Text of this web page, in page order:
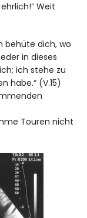
Weit
behüte dich, wo
in dieses
ich stehe zu
habe.“ (V.15)
Touren nicht